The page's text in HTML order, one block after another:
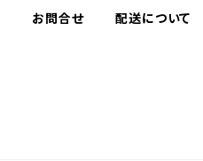
お問合せ 配送について